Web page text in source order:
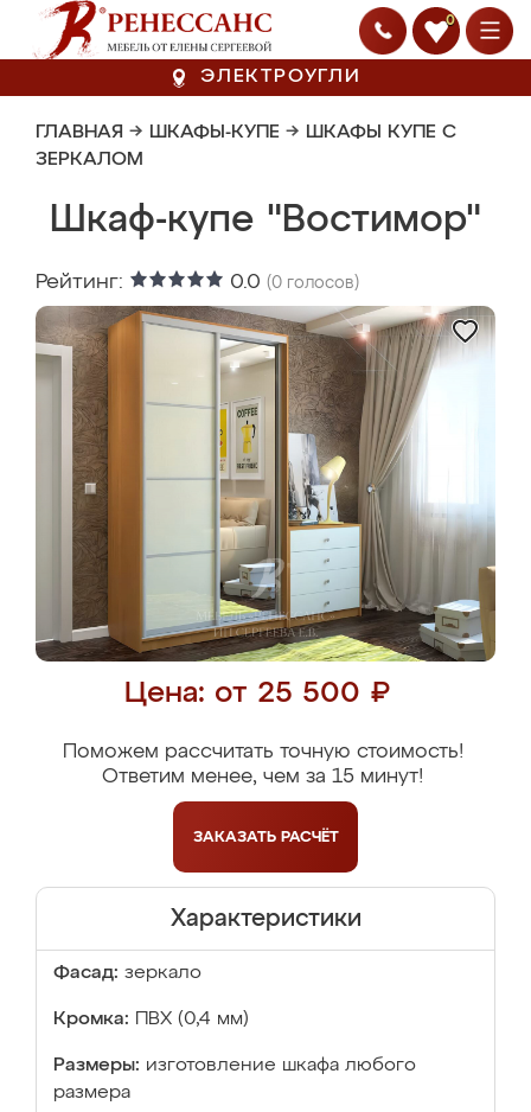
0
ЭЛЕКТРОУГЛИ
ГЛАВНАЯ → ШКАФЫ-КУПЕ → ШКАФЫ КУПЕ С
ЗЕРКАЛОМ
Шкаф-купе "Востимор"
Рейтинг: 0.0 (0 голосов)
Цена: от 25 500 ₽
Поможем рассчитать точную стоимость!
Ответим менее, чем за 15 минут!
ЗАКАЗАТЬ РАСЧЁТ
Характеристики
Фасад: зеркало
Кромка: ПВХ (0,4 мм)
Размеры: изготовление шкафа любого
размера